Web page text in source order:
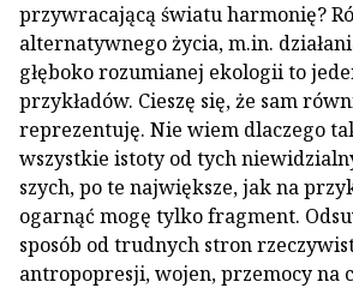
przywracającą światu harmonię?
alternatywnego życia, m.in.
głęboko rozumianej ekologii to
przykładów. Cieszę się, że sam
reprezentuję. Nie wiem dlaczego
wszystkie istoty od tych
szych, po te największe, jak na
ogarnąć mogę tylko fragment.
sposób od trudnych stron
antropopresji, wojen, przemocy na